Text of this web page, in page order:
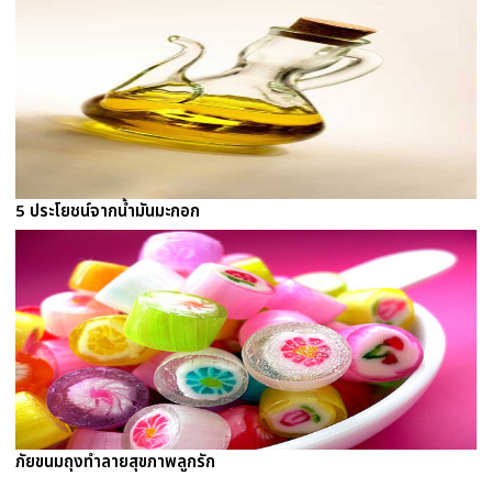
5 ประโยชน์จากน้ำมันมะกอก
ภัยขนมถุงทำลายสุขภาพลูกรัก